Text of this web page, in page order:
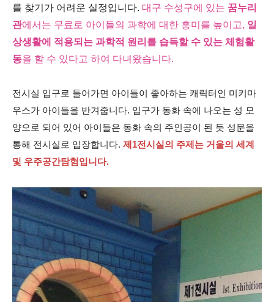
를 찾기가 어려운 실정입니다. 대구 수성구에 있는 꿈누리
관에서는 무료로 아이들의 과학에 대한 흥미를 높이고, 일
상생활에 적용되는 과학적 원리를 습득할 수 있는 체험활
동을 할 수 있다고 하여 다녀왔습니다.
전시실 입구로 들어가면 아이들이 좋아하는 캐릭터인 미키마
우스가 아이들을 반겨줍니다. 입구가 동화 속에 나오는 성 모
양으로 되어 있어 아이들은 동화 속의 주인공이 된 듯 성문을
통해 전시실로 입장합니다. 제1전시실의 주제는 거울의 세계
및 우주공간탐험입니다.